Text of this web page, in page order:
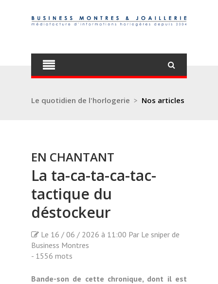
Le quotidien de l'horlogerie > Nos articles
EN CHANTANT
La ta-ca-ta-ca-tac-
tactique du
déstockeur
Le 16 / 06 / 2026 à 11:00 Par Le sniper de
Business Montres
- 1556 mots
Bande-son de cette chronique, dont il est